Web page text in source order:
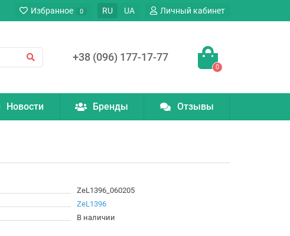
Избранное 0 RU UA Личный кабинет
+38 (096) 177-17-77
0
Новости Бренды Отзывы
ZeL1396_060205
ZeL1396
В наличии